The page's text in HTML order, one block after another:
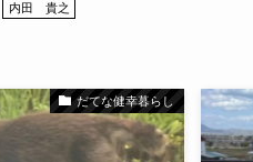
内田 貴之
だてな健幸暮らし